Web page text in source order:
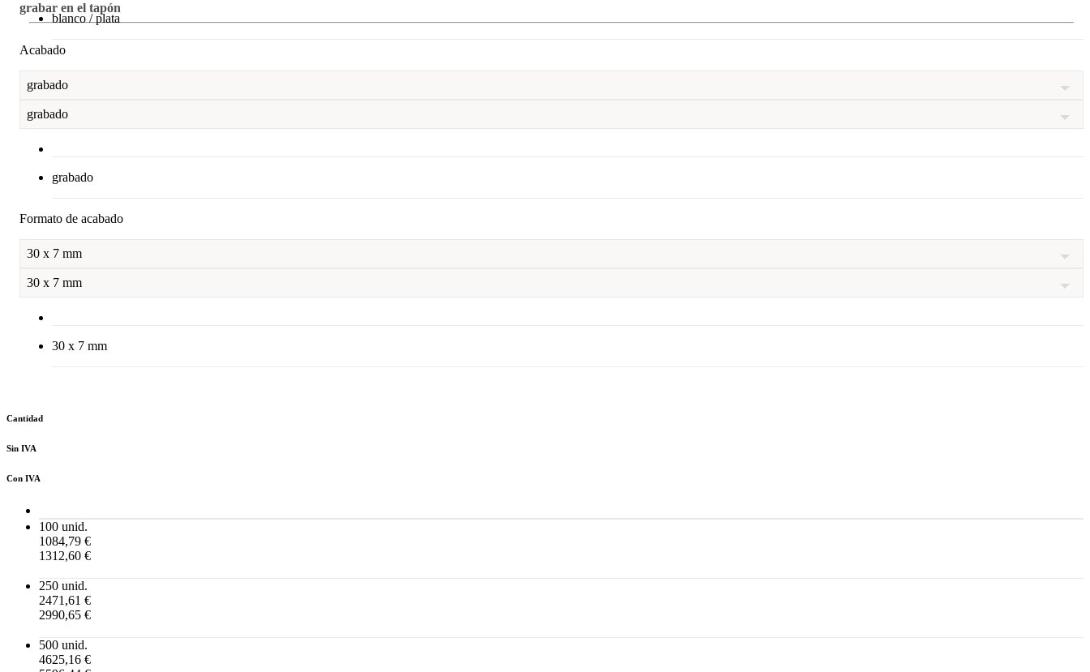
blanco / plata
grabar en el tapón
Acabado
grabado
grabado
grabado
Formato de acabado
30 x 7 mm
30 x 7 mm
30 x 7 mm
Cantidad
Sin IVA
Con IVA
100 unid.
1084,79 €
1312,60 €
250 unid.
2471,61 €
2990,65 €
500 unid.
4625,16 €